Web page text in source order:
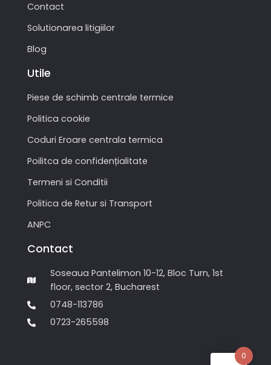
Contact
Solutionarea litigiilor
Blog
Utile
Piese de schimb centrale termice
Politica cookie
Coduri Eroare centrala termica
Poilitca de confidențialitate
Termeni si Conditii
Politica de Retur si Transport
ANPC
Contact
Soseaua Pantelimon 10-12, Bloc Turn, 1st
floor, sector 2, Bucharest
0748-113786
0723-265598
0